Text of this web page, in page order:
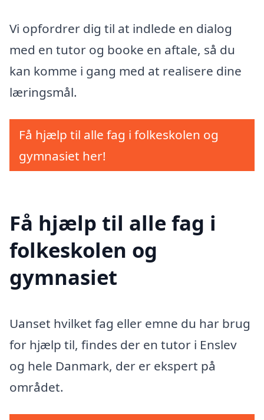
Vi opfordrer dig til at indlede en dialog
med en tutor og booke en aftale, så du
kan komme i gang med at realisere dine
læringsmål.
Få hjælp til alle fag i folkeskolen og
gymnasiet her!
Få hjælp til alle fag i
folkeskolen og
gymnasiet
Uanset hvilket fag eller emne du har brug
for hjælp til, findes der en tutor i Enslev
og hele Danmark, der er ekspert på
området.